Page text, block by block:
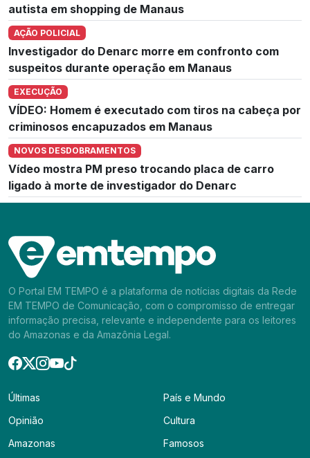
autista em shopping de Manaus
AÇÃO POLICIAL
Investigador do Denarc morre em confronto com
suspeitos durante operação em Manaus
EXECUÇÃO
VÍDEO: Homem é executado com tiros na cabeça por
criminosos encapuzados em Manaus
NOVOS DESDOBRAMENTOS
Vídeo mostra PM preso trocando placa de carro
ligado à morte de investigador do Denarc
O Portal EM TEMPO é a plataforma de notícias digitais da Rede
EM TEMPO de Comunicação, com o compromisso de entregar
informação precisa, relevante e independente para os leitores
do Amazonas e da Amazônia Legal.
Últimas
Opinião
Amazonas
País e Mundo
Cultura
Famosos